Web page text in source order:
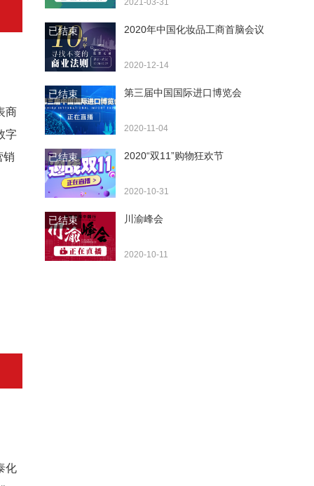
商
字
销
化
2021-03-31
已结束 2020年中国化妆品工商首脑会议
2020-12-14
已结束 第三届中国国际进口博览会
2020-11-04
已结束 2020“双11”购物狂欢节
2020-10-31
已结束 川渝峰会
2020-10-11